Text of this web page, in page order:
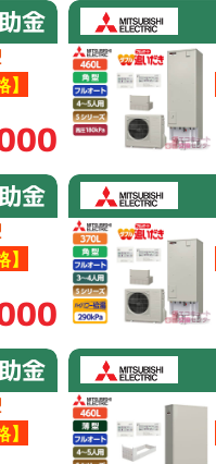
金
金
金